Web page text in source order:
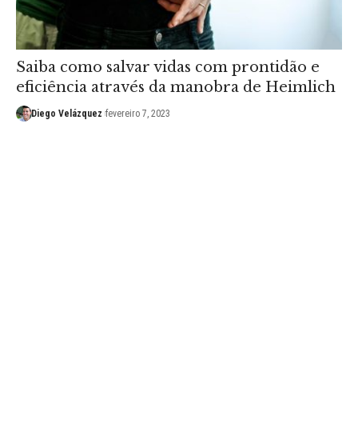
Saiba como salvar vidas com prontidão e
eficiência através da manobra de Heimlich
Diego Velázquez fevereiro 7, 2023